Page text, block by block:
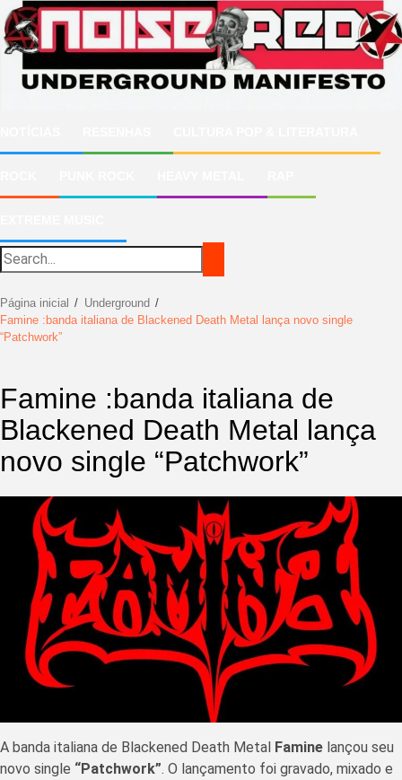
para
o
conteúdo
Página inicial
Underground
Famine :banda italiana de Blackened Death Metal lança novo single
“Patchwork”
Famine :banda italiana de
Blackened Death Metal lança
novo single “Patchwork”
A banda italiana de Blackened Death Metal Famine lançou seu
novo single “Patchwork”. O lançamento foi gravado, mixado e